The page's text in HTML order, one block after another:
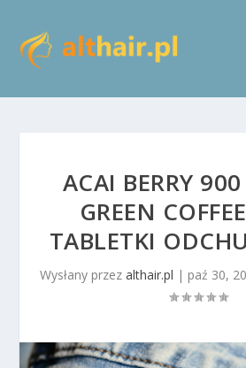
ACAI BERRY
GREEN
TABLETKI
Wysłany przez althair.pl | paź 30,